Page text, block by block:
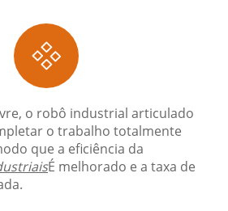

o robô industrial articulado
o trabalho totalmente
que a eficiência da
É melhorado e a taxa de